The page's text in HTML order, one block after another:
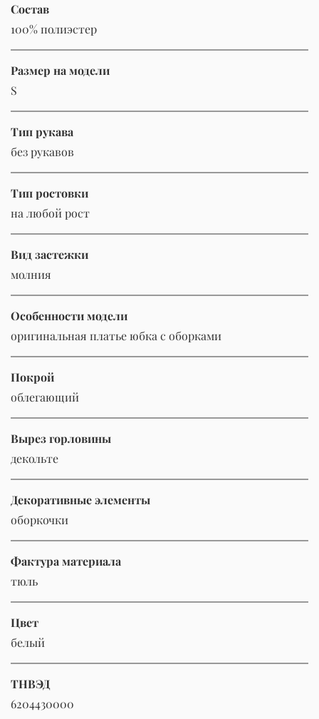
Состав
100% полиэстер
Размер на модели
S
Тип рукава
без рукавов
Тип ростовки
на любой рост
Вид застежки
молния
Особенности модели
оригинальная платье юбка с оборками
Покрой
облегающий
Вырез горловины
декольте
Декоративные элементы
оборкочки
Фактура материала
тюль
Цвет
белый
ТНВЭД
6204430000